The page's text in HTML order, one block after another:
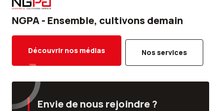
NGPA - Ensemble, cultivons demain
Découvrir nos médias Nos services
Envie de nous rejoindre ?